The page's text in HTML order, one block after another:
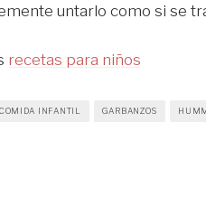
untarlo como si se
recetas para niños
COMIDA INFANTIL GARBANZOS